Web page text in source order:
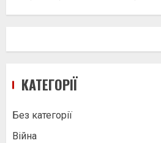
КАТЕГОРІЇ
Без категорії
Війна